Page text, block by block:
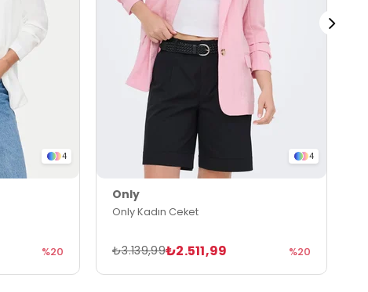
4
%20
4
Only
Only Kadın Ceket
₺2.511,99
₺3.139,99 %20